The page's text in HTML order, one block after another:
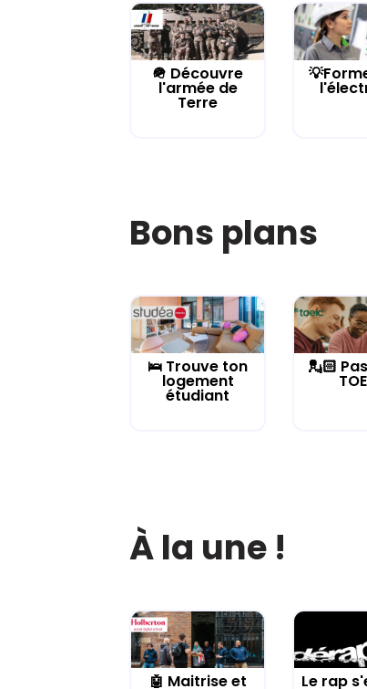
🪖 Découvre
l'armée de
Terre
Bons plans
🛌 Trouve ton
logement
étudiant
💂🏻
À la une !
🤖 Maitrise et Le rap